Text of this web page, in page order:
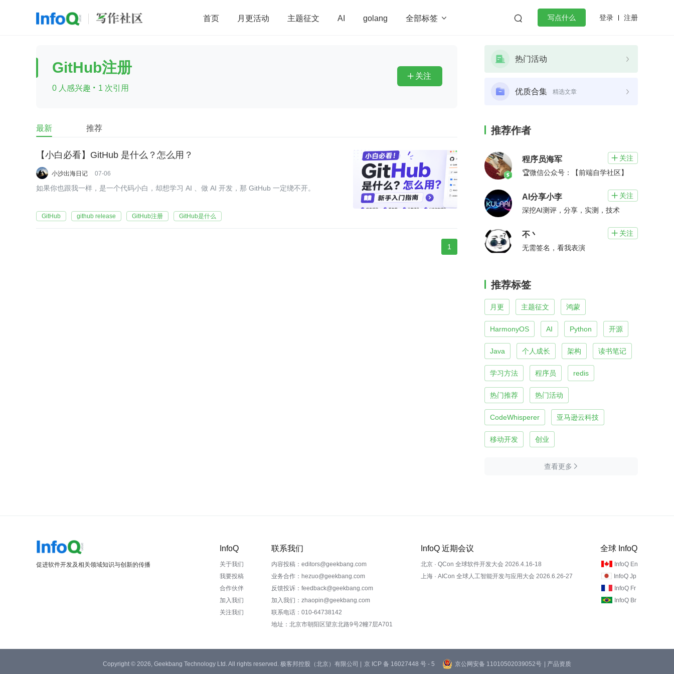
首页 月更活动 主题征文 AI golang 全部标签   写点什么 登录 注册
前端 AI 大数据 redis
查看更多
GitHub注册
0 人感兴趣 · 1 次引用
 关注
最新 推荐
【小白必看】GitHub 是什么？怎么用？
小沙出海日记 07-06
如果你也跟我一样，是一个代码小白，却想学习 AI 、做 AI 开发，那 GitHub 一定绕不开。
GitHub github release GitHub注册 GitHub是什么
1
热门活动
优质合集 精选文章
推荐作者
程序员海军  关注
🏆微信公众号：【前端自学社区】
AI分享小李  关注
深挖AI测评，分享，实测，技术
不丶  关注
无需签名，看我表演
推荐标签
月更 主题征文 鸿蒙
HarmonyOS AI Python 开源
Java 个人成长 架构 读书笔记
学习方法 程序员 redis
热门推荐 热门活动
CodeWhisperer 亚马逊云科技
移动开发 创业
查看更多 
促进软件开发及相关领域知识与创新的传播
InfoQ
关于我们
我要投稿
合作伙伴
加入我们
关注我们
联系我们
内容投稿：editors@geekbang.com
业务合作：hezuo@geekbang.com
反馈投诉：feedback@geekbang.com
加入我们：zhaopin@geekbang.com
联系电话：010-64738142
地址：北京市朝阳区望京北路9号2幢7层A701
InfoQ 近期会议
北京 · QCon 全球软件开发大会 2026.4.16-18
上海 · AICon 全球人工智能开发与应用大会 2026.6.26-27
全球 InfoQ
InfoQ En
InfoQ Jp
InfoQ Fr
InfoQ Br
Copyright © 2026, Geekbang Technology Ltd. All rights reserved. 极客邦控股（北京）有限公司 | 京 ICP 备 16027448 号 - 5 京公网安备 11010502039052号 | 产品资质